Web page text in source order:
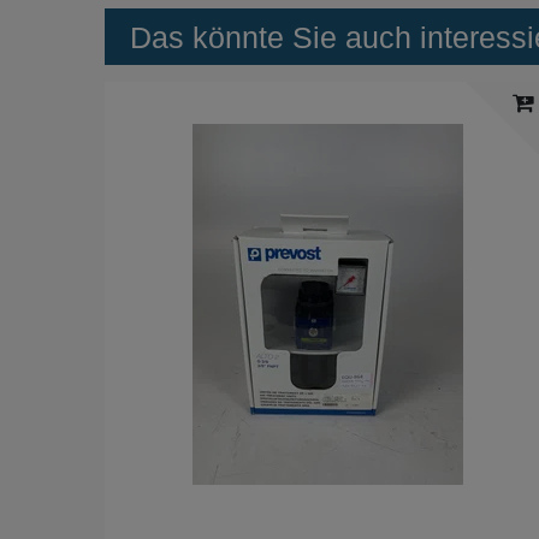
Das könnte Sie auch